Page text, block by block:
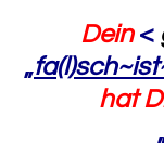
Dein <
„
hat